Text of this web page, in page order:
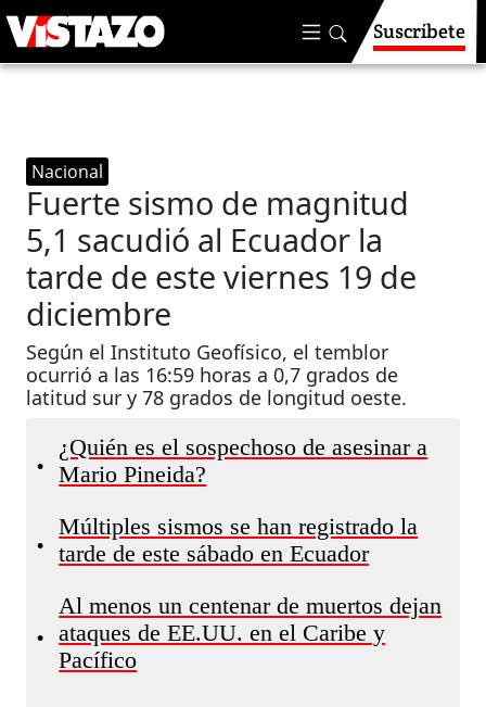
Suscríbete
Nacional
Fuerte sismo de magnitud
5,1 sacudió al Ecuador la
tarde de este viernes 19 de
diciembre
Según el Instituto Geofísico, el temblor
ocurrió a las 16:59 horas a 0,7 grados de
latitud sur y 78 grados de longitud oeste.
•
¿Quién es el sospechoso de asesinar a
Mario Pineida?
•
Múltiples sismos se han registrado la
tarde de este sábado en Ecuador
•
Al menos un centenar de muertos dejan
ataques de EE.UU. en el Caribe y
Pacífico